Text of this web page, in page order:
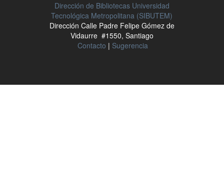
Dirección de Bibliotecas Universidad
Tecnológica Metropolitana (SIBUTEM)
Dirección Calle Padre Felipe Gómez de
Vidaurre #1550, Santiago
Contacto | Sugerencia